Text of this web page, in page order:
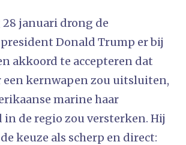
28 januari drong de
Donald Trump er bij
akkoord te accepteren dat
een kernwapen zou uitsluiten,
marine haar
in de regio zou versterken. Hij
keuze als scherp en direct: